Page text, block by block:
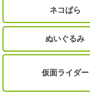
ネコぱら
ぬいぐるみ
仮面ライダー